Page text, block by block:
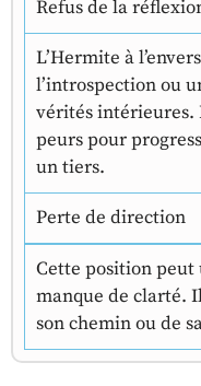
Refus de la
L’Hermite à
l’introspection ou
vérités intérieures.
peurs pour
un tiers.
Perte de direction
Cette position peut
manque de clarté.
son chemin ou de